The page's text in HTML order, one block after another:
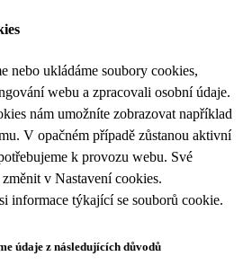
nebo ukládáme soubory cookies,
webu a zpracovali osobní údaje.
nám umožníte zobrazovat například
V opačném případě zůstanou aktivní
k provozu webu. Své
v Nastavení cookies.
informace týkající se souborů cookie.
údaje z následujících důvodů